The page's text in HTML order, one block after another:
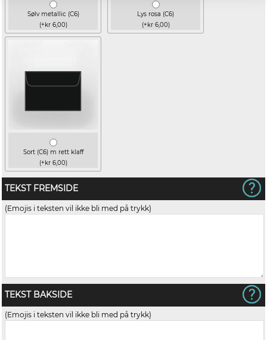
Sølv metallic (C6)
(+kr 6,00)
Lys rosa (C6)
(+kr 6,00)
Sort (C6) m rett klaff
(+kr 6,00)
TEKST FREMSIDE
(Emojis i teksten vil ikke bli med på trykk)
TEKST BAKSIDE
(Emojis i teksten vil ikke bli med på trykk)